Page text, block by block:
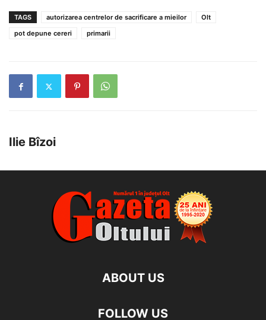
TAGS autorizarea centrelor de sacrificare a mieilor
Olt
pot depune cereri
primarii
Ilie Bîzoi
ABOUT US
FOLLOW US